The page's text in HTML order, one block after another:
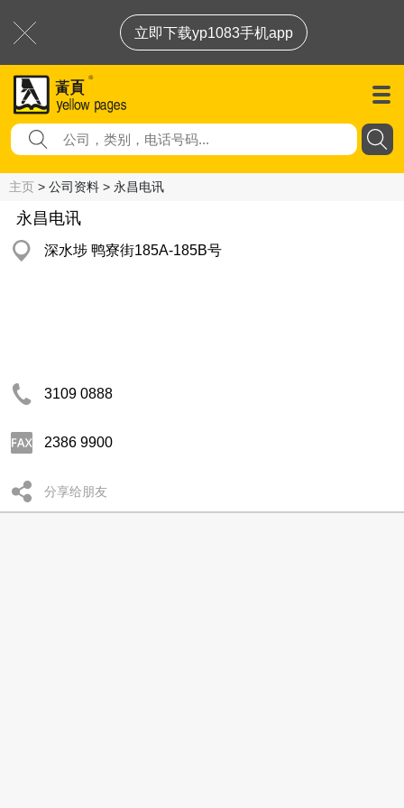
立即下载yp1083手机app
主页 > 公司资料 > 永昌电讯
永昌电讯
深水埗 鸭寮街185A-185B号
3109 0888
2386 9900
分享给朋友